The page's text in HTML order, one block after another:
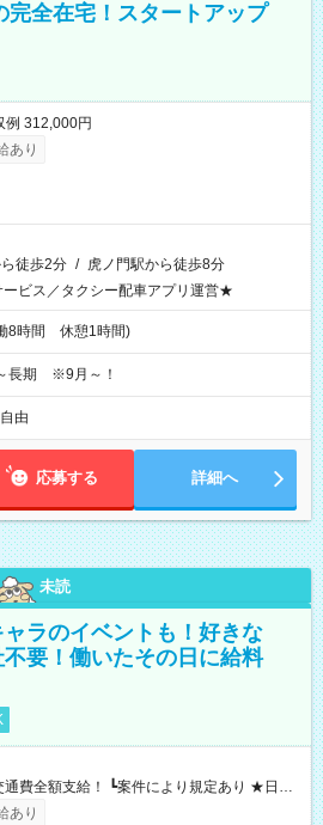
完全在宅！スタートアップ
312,000円
あり
徒歩2分 / 虎ノ門駅から徒歩8分
ービス／タクシー配車アプリ運営★
8時間 休憩1時間)
長期 ※9月～！
由
応募する 詳細へ
未読
ラのイベントも！好きな
要！働いたその日に給料
） ┗働いたその日に現金GET♪ お仕事後はコ
あり